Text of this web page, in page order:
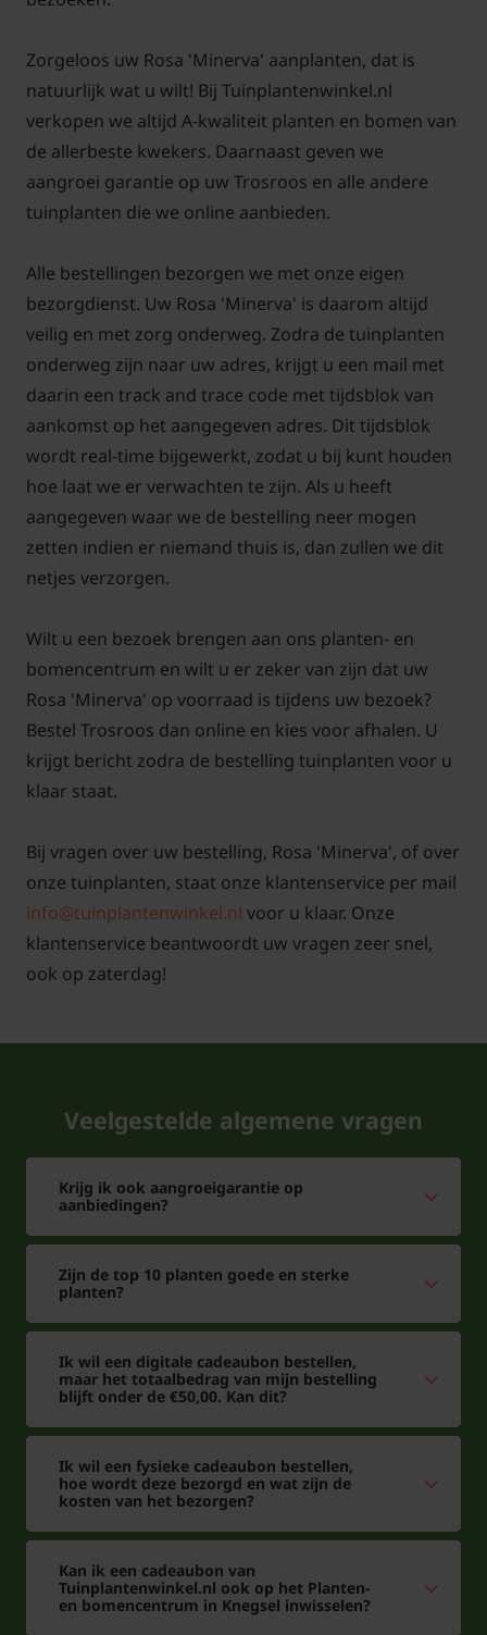
het blad minder snel kans heeft op infecties. De
bloemen komen ook beter tot ontwikkeling en de
roos zal ook meer bloemknoppen maken. Stel dat u
een roos in de halfschaduw zet gaat dat meestal ook
goed, maar volledig in de schaduw aanplanten is
niet gewenst.
Rosa 'Minerva' snoeien en
onderhouden
Onderhoud van rozen lijkt moeilijk maar is het zeker
niet. Iedereen kan elk jaar weer genieten van mooie
gezonde planten die de hele zomer de meest
prachtige bloemen geven. Om u hierbij te helpen,
hebben we op Tuinplantenwinkel.nl een artikel
geschreven met tips over het onderhoud en snoeien
van struikrozen. Met behulp van foto's en
pictogrammen leggen we het snoeien en
u jaren genieten van uw nieuwe aanwinst!
Voor snoei- en onderhoudstips voor de struikroos
'Minerva'klik hier!
Zorgeloos uw Rosa 'Minerva' aanplanten, dat is
natuurlijk wat u wilt! Bij Tuinplantenwinkel.nl
verkopen we altijd A-kwaliteit planten en bomen van
de allerbeste kwekers. Daarnaast geven we
aangroei garantie op uw Trosroos en alle andere
tuinplanten die we online aanbieden.
Alle bestellingen bezorgen we met onze eigen
bezorgdienst. Uw Rosa 'Minerva' is daarom altijd
veilig en met zorg onderweg. Zodra de tuinplanten
onderweg zijn naar uw adres, krijgt u een mail met
daarin een track and trace code met tijdsblok van
aankomst op het aangegeven adres. Dit tijdsblok
wordt real-time bijgewerkt, zodat u bij kunt houden
hoe laat we er verwachten te zijn. Als u heeft
aangegeven waar we de bestelling neer mogen
zetten indien er niemand thuis is, dan zullen we dit
netjes verzorgen.
Wilt u een bezoek brengen aan ons planten- en
bomencentrum en wilt u er zeker van zijn dat uw
Rosa 'Minerva' op voorraad is tijdens uw bezoek?
Bestel Trosroos dan online en kies voor afhalen. U
krijgt bericht zodra de bestelling tuinplanten voor u
klaar staat.
Bij vragen over uw bestelling, Rosa 'Minerva', of over
onze tuinplanten, staat onze klantenservice per mail
info@tuinplantenwinkel.nl voor u klaar. Onze
klantenservice beantwoordt uw vragen zeer snel,
ook op zaterdag!
Veelgestelde algemene vragen
Krijg ik ook aangroeigarantie op
aanbiedingen?
Zijn de top 10 planten goede en sterke
planten?
Ik wil een digitale cadeaubon bestellen,
maar het totaalbedrag van mijn bestelling
blijft onder de €50,00. Kan dit?
Ik wil een fysieke cadeaubon bestellen,
hoe wordt deze bezorgd en wat zijn de
kosten van het bezorgen?
Kan ik een cadeaubon van
Tuinplantenwinkel.nl ook op het Planten-
en bomencentrum in Knegsel inwisselen?